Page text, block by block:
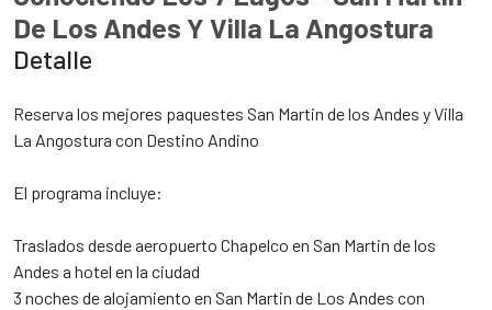
De Los Andes Y Villa La Angostura
Detalle
Reserva los mejores paquestes San Martin de los Andes y Villa
La Angostura con Destino Andino
El programa incluye:
Traslados desde aeropuerto Chapelco en San Martin de los
Andes a hotel en la ciudad
3 noches de alojamiento en San Martin de Los Andes con